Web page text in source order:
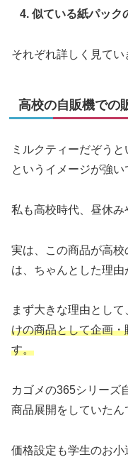
似ている紙パック
それぞれ詳しく見てい
高校の自販機での
ミルクティーだぞう
というイメージが強い
私も高校時代、昼休み
実は、この商品が高
は、ちゃんとした理由
まず大きな理由として
けの商品として企画
す。
カゴメの365シリーズ
商品展開をしていたん
価格設定も学生のお